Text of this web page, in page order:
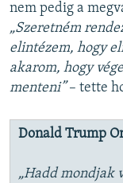
nem pedig a
„Szeretném
elintézem, hogy
akarom, hogy
menteni”– tette
Donald Trump
„Hadd mondjak